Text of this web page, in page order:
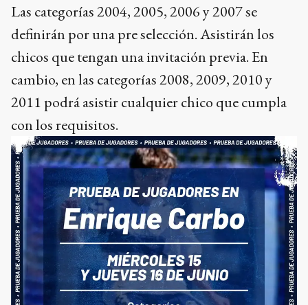
Las categorías 2004, 2005, 2006 y 2007 se
definirán por una pre selección. Asistirán los
chicos que tengan una invitación previa. En
cambio, en las categorías 2008, 2009, 2010 y
2011 podrá asistir cualquier chico que cumpla
con los requisitos.